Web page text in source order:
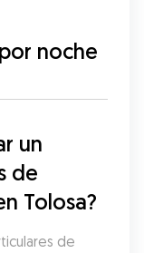
noche
un
de
Tolosa?
de